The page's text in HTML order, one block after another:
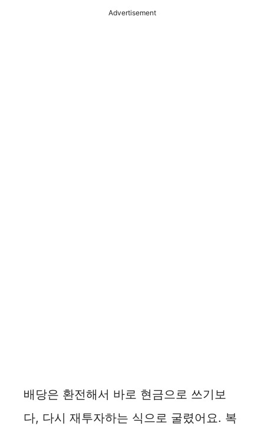
Advertisement
배당은 환전해서 바로 현금으로 쓰기보
다, 다시 재투자하는 식으로 굴렸어요. 복